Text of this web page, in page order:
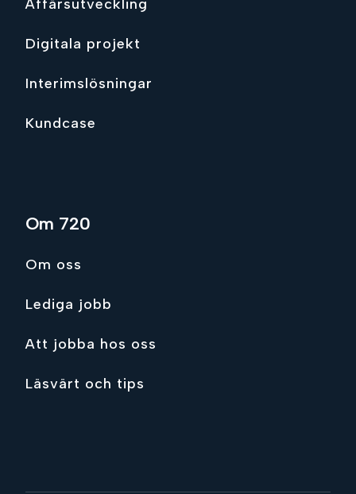
Affärsutveckling
Digitala projekt
Interimslösningar
Kundcase
Om 720
Om oss
Lediga jobb
Att jobba hos oss
Läsvärt och tips